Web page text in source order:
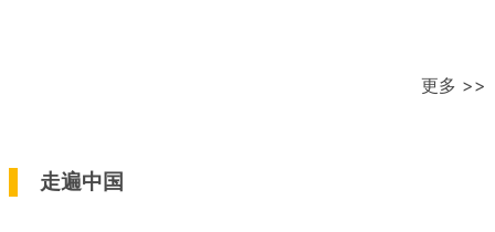
更多 >>
走遍中国